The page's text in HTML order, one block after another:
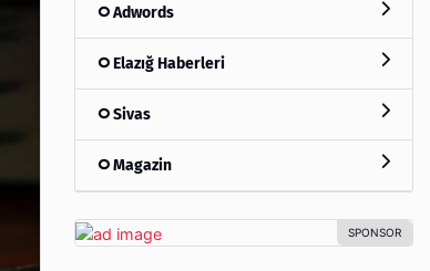
Adwords
Elazığ Haberleri
Sivas
Magazin